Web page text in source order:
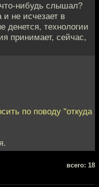
нибудь слышал?
и не исчезает в
денется, технологии
принимает, сейчас,
по поводу "откуда
всего: 18